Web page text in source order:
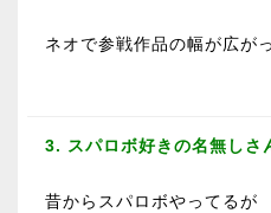
ネオで参戦作品の幅が広が
3. スパロボ好きの名無しさ
昔からスパロボやってるが